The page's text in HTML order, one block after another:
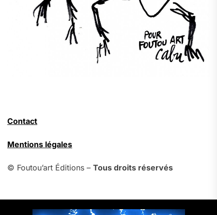
Contact
Mentions légales
© Foutou’art Éditions – Tous droits réservés